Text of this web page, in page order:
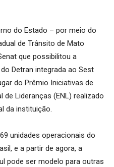
do Estado – por meio do
de Trânsito de Mato
que possibilitou a
Detran integrada ao Sest
do Prêmio Iniciativas de
de Lideranças (ENL) realizado
da instituição.
unidades operacionais do
e a partir de agora, a
pode ser modelo para outras